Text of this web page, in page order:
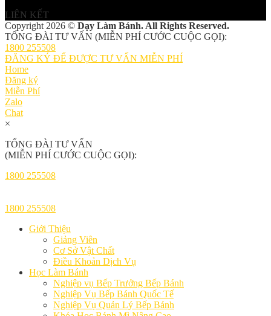
LIÊN KẾT
Copyright 2026 © Dạy Làm Bánh. All Rights Reserved.
TỔNG ĐÀI TƯ VẤN (MIỄN PHÍ CƯỚC CUỘC GỌI):
1800 255508
ĐĂNG KÝ ĐỂ ĐƯỢC TƯ VẤN MIỄN PHÍ
Home
Đăng ký
Miễn Phí
Zalo
Chat
×
TỔNG ĐÀI TƯ VẤN
(MIỄN PHÍ CƯỚC CUỘC GỌI):
1800 255508
1800 255508
Giới Thiệu
Giảng Viên
Cơ Sở Vật Chất
Điều Khoản Dịch Vụ
Học Làm Bánh
Nghiệp vụ Bếp Trưởng Bếp Bánh
Nghiệp Vụ Bếp Bánh Quốc Tế
Nghiệp Vụ Quản Lý Bếp Bánh